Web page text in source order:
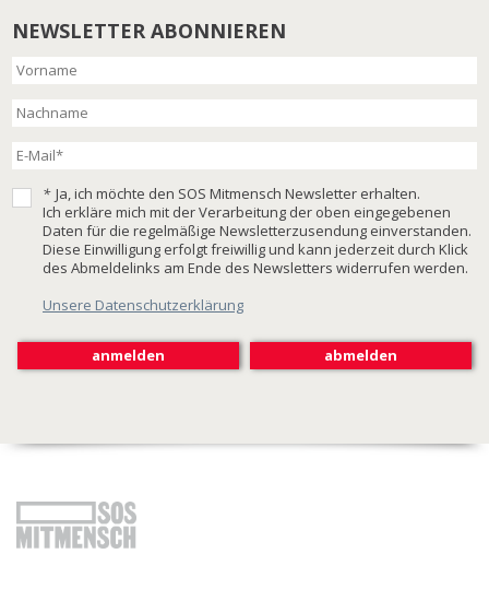
NEWSLETTER ABONNIEREN
* Ja, ich möchte den SOS Mitmensch Newsletter erhalten.
Ich erkläre mich mit der Verarbeitung der oben eingegebenen
Daten für die regelmäßige Newsletterzusendung einverstanden.
Diese Einwilligung erfolgt freiwillig und kann jederzeit durch Klick
des Abmeldelinks am Ende des Newsletters widerrufen werden.
Unsere Datenschutzerklärung